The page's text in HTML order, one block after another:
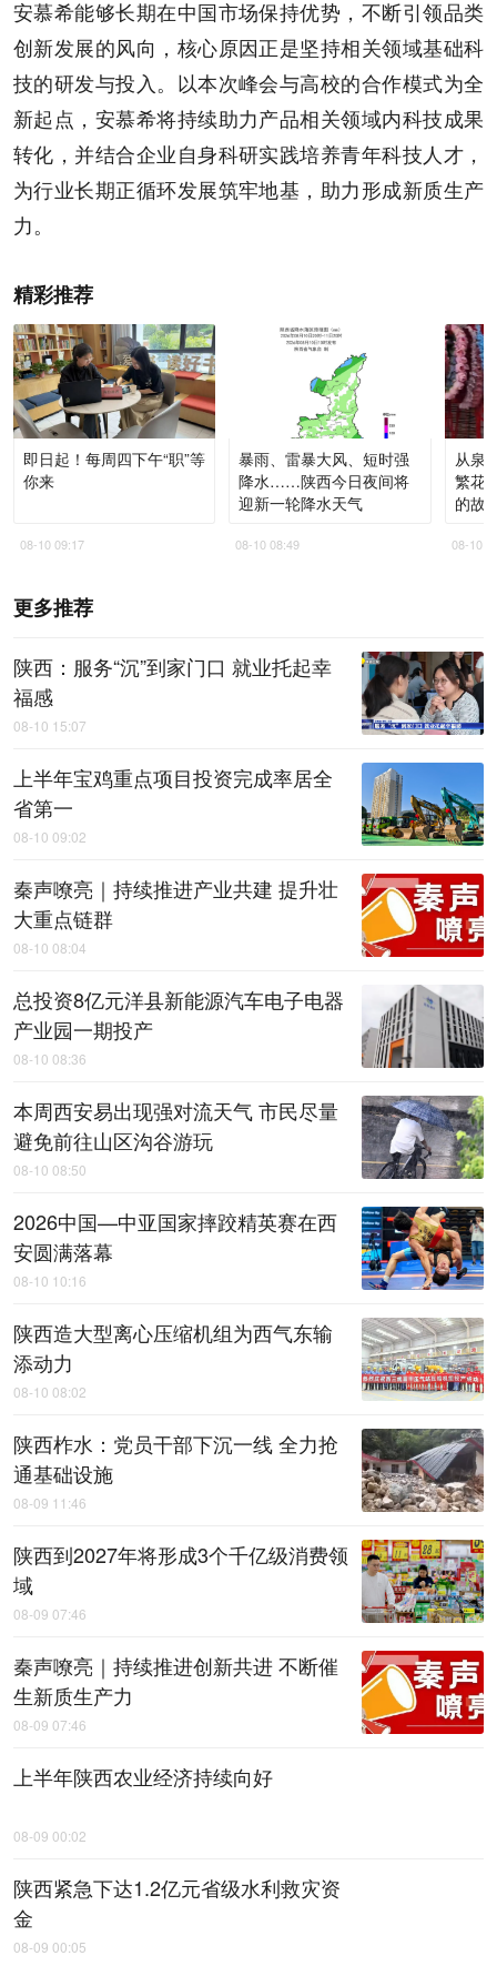
安慕希能够长期在中国市场保持优势，不断引领品类
创新发展的风向，核心原因正是坚持相关领域基础科
技的研发与投入。以本次峰会与高校的合作模式为全
新起点，安慕希将持续助力产品相关领域内科技成果
转化，并结合企业自身科研实践培养青年科技人才，
为行业长期正循环发展筑牢地基，助力形成新质生产
力。
精彩推荐
即日起！每周四下午“职”等
你来
08-10 09:17
暴雨、雷暴大风、短时强
降水……陕西今日夜间将
迎新一轮降水天气
08-10 08:49
从泉
繁花
的故
08-10
更多推荐
陕西：服务“沉”到家门口 就业托起幸
福感
08-10 15:07
上半年宝鸡重点项目投资完成率居全
省第一
08-10 09:02
秦声嘹亮｜持续推进产业共建 提升壮
大重点链群
08-10 08:04
总投资8亿元洋县新能源汽车电子电器
产业园一期投产
08-10 08:36
本周西安易出现强对流天气 市民尽量
避免前往山区沟谷游玩
08-10 08:50
2026中国—中亚国家摔跤精英赛在西
安圆满落幕
08-10 10:16
陕西造大型离心压缩机组为西气东输
添动力
08-10 08:02
陕西柞水：党员干部下沉一线 全力抢
通基础设施
08-09 11:46
陕西到2027年将形成3个千亿级消费领
域
08-09 07:46
秦声嘹亮｜持续推进创新共进 不断催
生新质生产力
08-09 07:46
上半年陕西农业经济持续向好
08-09 00:02
陕西紧急下达1.2亿元省级水利救灾资
金
08-09 00:05